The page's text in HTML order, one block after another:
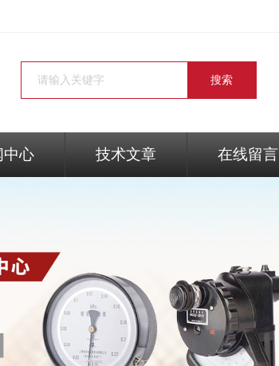
中心 技术文章 在线留言